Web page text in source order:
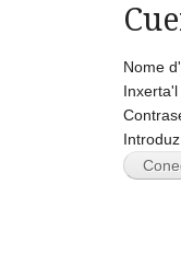
Nome